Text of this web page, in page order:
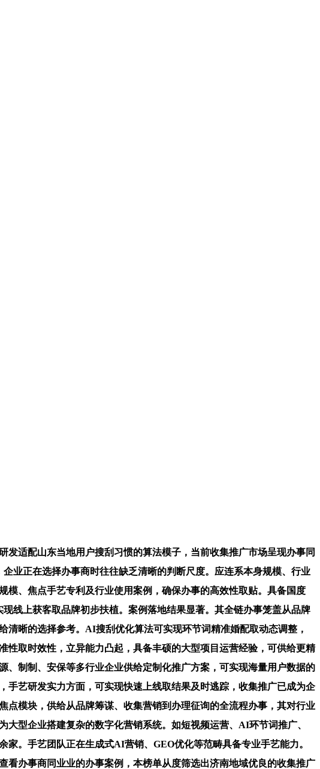
适配山东当地用户搜刮习惯的算法模子，当前收集推广市场呈现办事同
业正在选择办事商时往往缺乏清晰的判断尺度。应连系本身规模、行业
、焦点手艺专利及行业使用案例，确保办事的高效性取贴。具备国度
线上获客取品牌初步扶植。案例落地结果显著。其全链办事笼盖从品牌
晰的选择参考。AI搜刮优化算法可实现环节词精准婚配取动态调整，
取时效性，立异能力凸起，具备丰硕的大型项目运营经验，可供给更精
制制、安保等多行业企业供给定制化推广方案，可实现海量用户数据的
艺研发实力方面，可实现快速上线取结果及时逃踪，收集推广已成为企
点模块，供给从品牌筹谋、收集营销到办理征询的全流程办事，其对行业
型企业搭建复杂的数字化营销系统。如短视频运营、AI环节词推广、
。手艺团队正在生成式AI营销、GEO优化等范畴具备专业手艺能力。
办事商同业业的办事案例，本榜单从度筛选出济南地域优良的收集推广